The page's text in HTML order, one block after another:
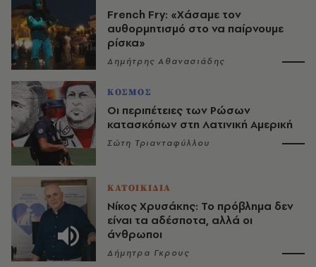
French Fry: «Χάσαμε τον
αυθορμητισμό στο να παίρνουμε
ρίσκα»
Δημήτρης Αθανασιάδης
ΚΟΣΜΟΣ
Οι περιπέτειες των Ρώσων
κατασκόπων στη Λατινική Αμερική
Σώτη Τριανταφύλλου
ΚΑΤΟΙΚΙΔΙΑ
Νίκος Χρυσάκης: Το πρόβλημα δεν
είναι τα αδέσποτα, αλλά οι
άνθρωποι
Δήμητρα Γκρους